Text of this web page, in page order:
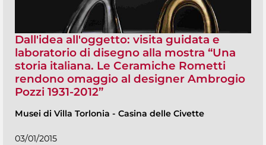
Dall'idea all'oggetto: visita guidata e
laboratorio di disegno alla mostra “Una
storia italiana. Le Ceramiche Rometti
rendono omaggio al designer Ambrogio
Pozzi 1931-2012”
Musei di Villa Torlonia - Casina delle Civette
03/01/2015